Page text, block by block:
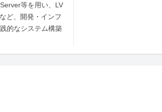
等を用い、LV
ど、開発・インフ
的なシステム構築